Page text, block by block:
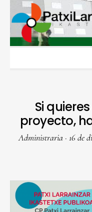
Skip
to
primary
Skip
to
main
Skip
to
primary
Skip
to
footer
Si
proyecto,
Administraria · 16 de